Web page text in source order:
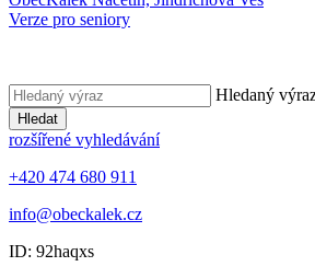
Verze pro seniory
Hledaný
Hledat
rozšířené vyhledávání
+420 474 680 911
info@obeckalek.cz
ID: 92haqxs